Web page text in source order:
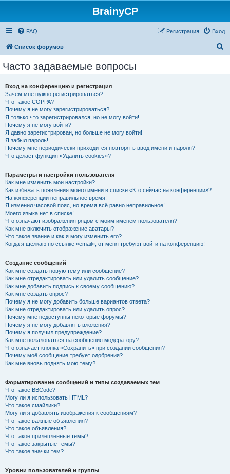
BrainyCP
FAQ Вход
Регистрация
Список форумов
Часто задаваемые вопросы
Вход на конференцию и регистрация
Зачем мне нужно регистрироваться?
Что такое COPPA?
Почему я не могу зарегистрироваться?
Я только что зарегистрировался, но не могу войти!
Почему я не могу войти?
Я давно зарегистрирован, но больше не могу войти!
Я забыл пароль!
Почему мне периодически приходится повторять ввод имени и пароля?
Что делает функция «Удалить cookies»?
Параметры и настройки пользователя
Как мне изменить мои настройки?
Как избежать появления моего имени в списке «Кто сейчас на конференции»?
На конференции неправильное время!
Я изменил часовой пояс, но время всё равно неправильное!
Моего языка нет в списке!
Что означают изображения рядом с моим именем пользователя?
Как мне включить отображение аватары?
Что такое звание и как я могу изменить его?
Когда я щёлкаю по ссылке «email», от меня требуют войти на конференцию!
Создание сообщений
Как мне создать новую тему или сообщение?
Как мне отредактировать или удалить сообщение?
Как мне добавить подпись к своему сообщению?
Как мне создать опрос?
Почему я не могу добавить больше вариантов ответа?
Как мне отредактировать или удалить опрос?
Почему мне недоступны некоторые форумы?
Почему я не могу добавлять вложения?
Почему я получил предупреждение?
Как мне пожаловаться на сообщения модератору?
Что означает кнопка «Сохранить» при создании сообщения?
Почему моё сообщение требует одобрения?
Как мне вновь поднять мою тему?
Форматирование сообщений и типы создаваемых тем
Что такое BBCode?
Могу ли я использовать HTML?
Что такое смайлики?
Могу ли я добавлять изображения к сообщениям?
Что такое важные объявления?
Что такое объявления?
Что такое прилепленные темы?
Что такое закрытые темы?
Что такое значки тем?
Уровни пользователей и группы